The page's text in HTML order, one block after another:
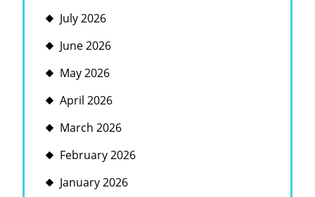
July 2026
June 2026
May 2026
April 2026
March 2026
February 2026
January 2026